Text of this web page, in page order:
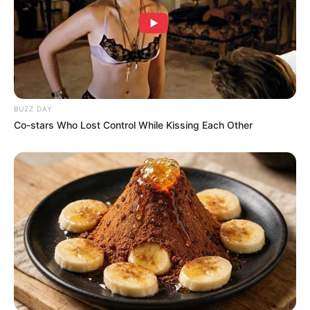
Profesi: Model, Aktris, Youtuber, TikToker
Hobi: Fitness, Membaca
Facebook:
@Hannah Stocking
Twitter:@HannahStocking
Instagram: @hannahstocking
YouTube:Hannah Stocking Official
Fakta Menarik
Merupakan keturunan Yunani, Armenia, Ukraina, dan
Hungaria.
Saat masih kuliah, ia senang bermain voli.
Ia bersahabat denganLele Pons.
BUZZ DAY
Co-stars Who Lost Control While Kissing Each Other